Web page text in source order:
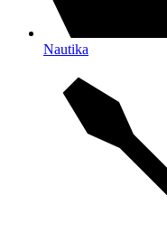
Nautika